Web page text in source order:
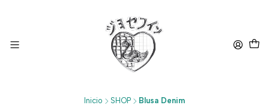
Inicio SHOP Blusa Denim